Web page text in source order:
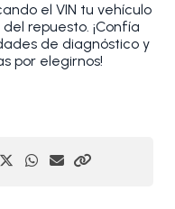
el VIN tu vehículo
repuesto. ¡Confía
de diagnóstico y
por elegirnos!